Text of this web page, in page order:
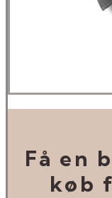
Få en
køb